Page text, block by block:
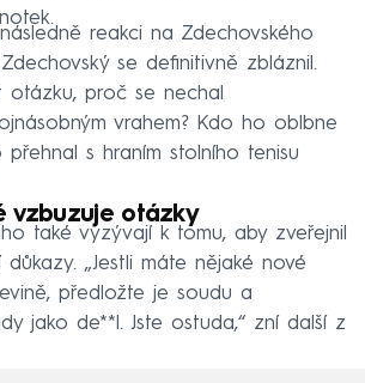
následně reakci na Zdechovského
se definitivně zbláznil.
otázku, proč se nechal
vrahem? Kdo ho oblbne
přehnal s hraním stolního tenisu
vzbuzuje otázky
také vyzývají k tomu, aby zveřejnil
„Jestli máte nějaké nové
předložte je soudu a
jako de**l. Jste ostuda,“ zní další z